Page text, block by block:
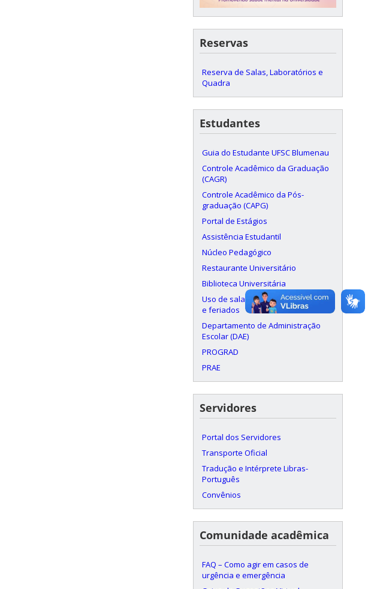
Reservas
Reserva de Salas, Laboratórios e
Quadra
Estudantes
Guia do Estudante UFSC Blumenau
Controle Acadêmico da Graduação
(CAGR)
Controle Acadêmico da Pós-
graduação (CAPG)
Portal de Estágios
Assistência Estudantil
Núcleo Pedagógico
Restaurante Universitário
Biblioteca Universitária
Uso de salas aos finais de semana
e feriados
Departamento de Administração
Escolar (DAE)
PROGRAD
PRAE
Servidores
Portal dos Servidores
Transporte Oficial
Tradução e Intérprete Libras-
Português
Convênios
Comunidade acadêmica
FAQ – Como agir em casos de
urgência e emergência